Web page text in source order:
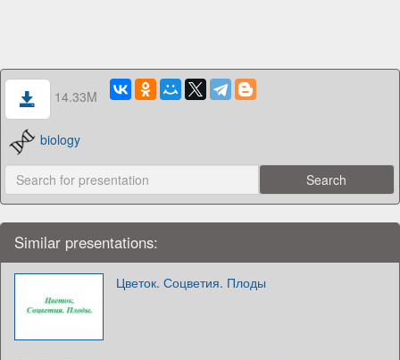
14.33M
biology
Similar presentations:
Цветок. Соцветия. Плоды